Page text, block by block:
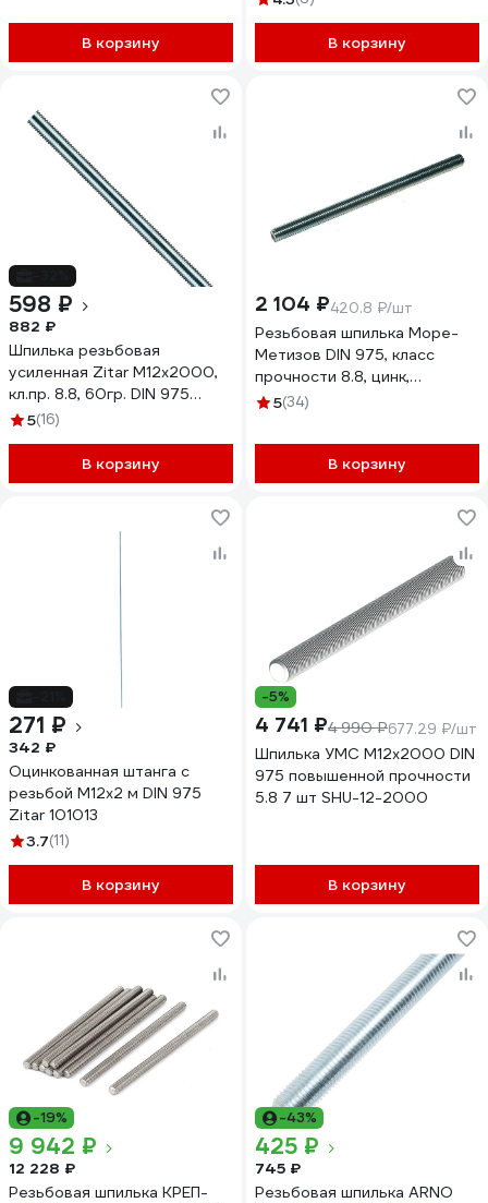
В корзину В корзину
598 ₽
882 ₽
Шпилька резьбовая
усиленная Zitar М12x2000,
кл.пр. 8.8, 60гр. DIN 975
159570
5(16)
В корзину
2 104 ₽420.8 ₽/шт
Резьбовая шпилька Море-
Метизов DIN 975, класс
прочности 8.8, цинк,
M12x1000 мм, 5 шт.
5(34)
В корзину
271 ₽
342 ₽
Оцинкованная штанга с
резьбой М12x2 м DIN 975
Zitar 101013
3.7(11)
В корзину
-5%
4 741 ₽4 990 ₽677.29 ₽/шт
Шпилька УМС М12x2000 DIN
975 повышенной прочности
5.8 7 шт SHU-12-2000
В корзину
-19%
9 942 ₽
12 228 ₽
Резьбовая шпилька КРЕП-
-43%
425 ₽
745 ₽
Резьбовая шпилька ARNO